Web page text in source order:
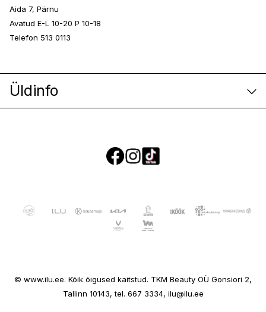
Aida 7, Pärnu
Avatud E-L 10-20 P 10-18
Telefon 513 0113
Üldinfo
© www.ilu.ee. Kõik õigused kaitstud. TKM Beauty OÜ Gonsiori 2,
Tallinn 10143, tel. 667 3334, ilu@ilu.ee